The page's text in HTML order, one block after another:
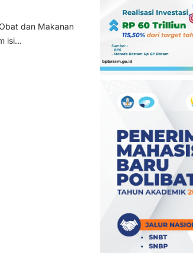
dan Makanan
isi...